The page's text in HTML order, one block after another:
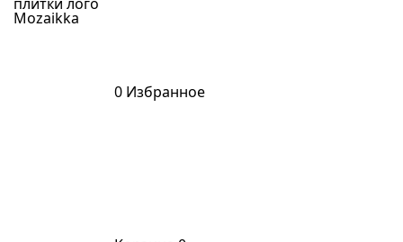
Mozaikka
0 Избранное